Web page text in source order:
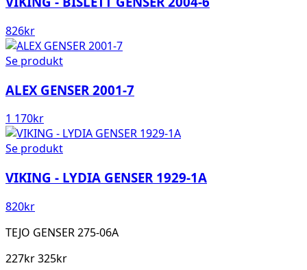
826kr
Se produkt
ALEX GENSER 2001-7
1 170kr
Se produkt
VIKING - LYDIA GENSER 1929-1A
820kr
TEJO GENSER 275-06A
227kr 325kr